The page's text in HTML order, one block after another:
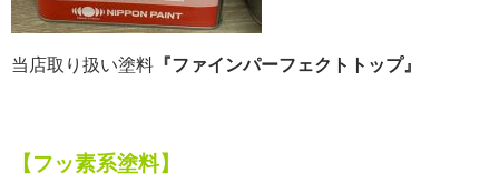
当店取り扱い塗料 『ファインパーフェクトトップ』
【フッ素系塗料】